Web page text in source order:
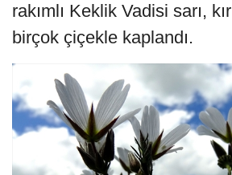
rakımlı Keklik Vadisi sarı,
birçok çiçekle kaplandı.